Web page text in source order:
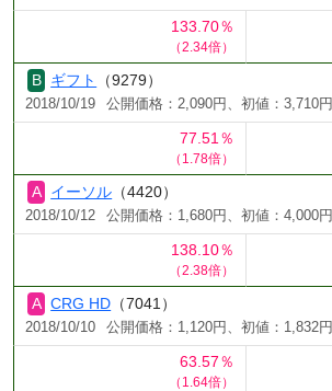
133.70％
（2.34倍）
ギフト （9279）
2018/10/19 公開価格：2,090円、初値：3,710円
77.51％
（1.78倍）
イーソル （4420）
2018/10/12 公開価格：1,680円、初値：4,000円
138.10％
（2.38倍）
CRG HD （7041）
2018/10/10 公開価格：1,120円、初値：1,832円
63.57％
（1.64倍）